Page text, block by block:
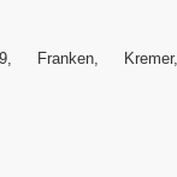
, Franken Kremer